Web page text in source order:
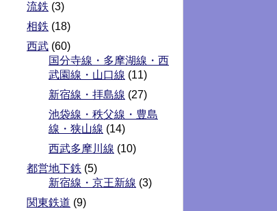
流鉄 (3)
相鉄 (18)
西武 (60)
国分寺線・多摩湖線・西
武園線・山口線 (11)
新宿線・拝島線 (27)
池袋線・秩父線・豊島
線・狭山線 (14)
西武多摩川線 (10)
都営地下鉄 (5)
新宿線・京王新線 (3)
関東鉄道 (9)